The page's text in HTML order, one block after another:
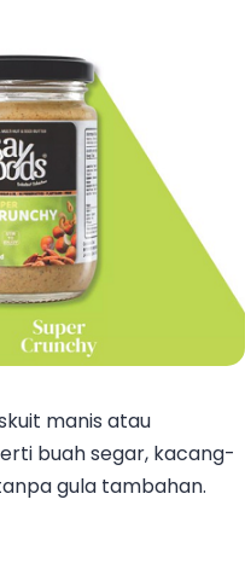
manis atau
buah segar, kacang-
gula tambahan.